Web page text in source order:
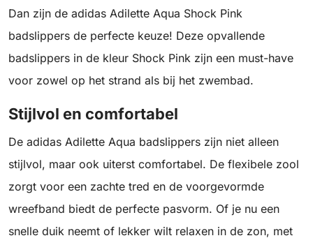
Dan zijn de adidas Adilette Aqua Shock Pink
badslippers de perfecte keuze! Deze opvallende
badslippers in de kleur Shock Pink zijn een must-have
voor zowel op het strand als bij het zwembad.
Stijlvol en comfortabel
De adidas Adilette Aqua badslippers zijn niet alleen
stijlvol, maar ook uiterst comfortabel. De flexibele zool
zorgt voor een zachte tred en de voorgevormde
wreefband biedt de perfecte pasvorm. Of je nu een
snelle duik neemt of lekker wilt relaxen in de zon, met